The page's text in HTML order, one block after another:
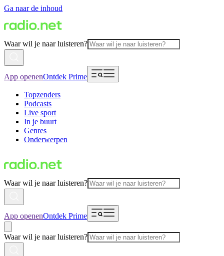
Ga naar de inhoud
Waar wil je naar luisteren?
App openenOntdek Prime
Topzenders
Podcasts
Live sport
In je buurt
Genres
Onderwerpen
Waar wil je naar luisteren?
App openenOntdek Prime
Waar wil je naar luisteren?